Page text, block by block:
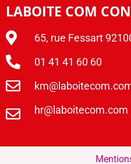
LABOITE COM
65, rue Fessart
01 41 41 60 60
hr@laboitecom.com